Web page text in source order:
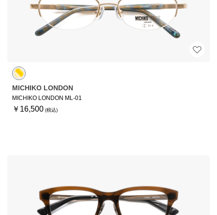
MICHIKO LONDON
MICHIKO LONDON ML-01
￥16,500